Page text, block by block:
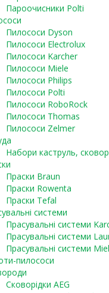
Пароочисники Polti
Пилососи Dyson
Пилососи Electrolux
Пилососи Karcher
Пилососи Miele
Пилососи Philips
Пилососи Polti
Пилососи RoboRock
Пилососи Thomas
Пилососи Zelmer
Набори каструль,
Праски Braun
Праски Rowenta
Праски Tefal
системи
Прасувальні системи
Прасувальні системи
Прасувальні системи
пилососи
Сковорідки AEG